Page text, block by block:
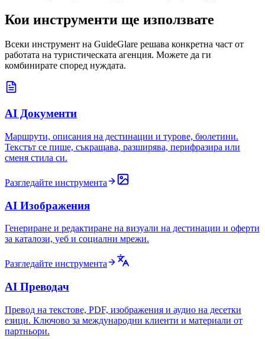
Кои инструменти ще използвате
Всеки инструмент на GuideGlare решава конкретна част от
работата на туристическата агенция. Можете да ги
комбинирате според нуждата.
AI Документи
Маршрути, описания на дестинации и турове, бюлетини.
Текстът се пише, съкращава, разширява, перифразира или
сменя стила си.
Разгледайте инструмента
AI Изображения
Генериране и редактиране на визуали на дестинации и оферти
за каталози, уеб и социални мрежи.
Разгледайте инструмента
AI Преводач
Превод на текстове, PDF, изображения и аудио на десетки
езици. Ключово за международни клиенти и материали от
партньори.